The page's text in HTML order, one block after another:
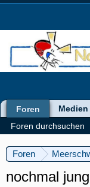
Foren
nochmal
Foren
Foren durchsuchen
Medien